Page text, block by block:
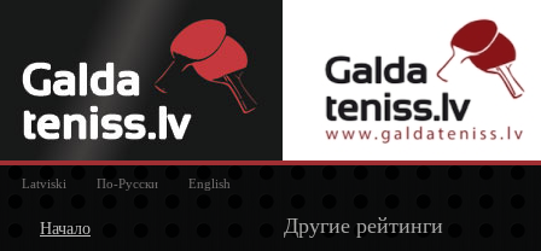
Latviski По-Русски English
Начало
Другие рейтинги